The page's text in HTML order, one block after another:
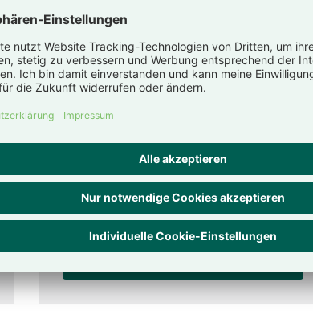
Argen­ti­nien –
tipps, Gesund­heit und
Sicher­heit
Was Sie für Ihre Argentinien-Reise
beachten sollten